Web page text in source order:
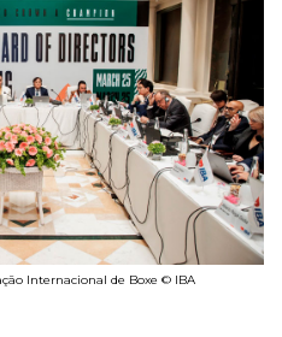
Internacional de Boxe © IBA